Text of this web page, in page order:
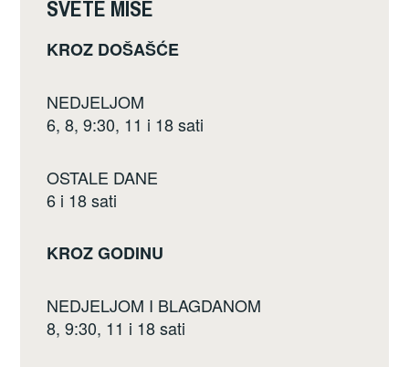
SVETE MISE
KROZ DOŠAŠĆE
NEDJELJOM
6, 8, 9:30, 11 i 18 sati
OSTALE DANE
6 i 18 sati
KROZ GODINU
NEDJELJOM I BLAGDANOM
8, 9:30, 11 i 18 sati